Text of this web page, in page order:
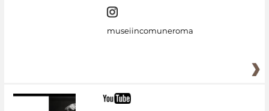
museiincomuneroma